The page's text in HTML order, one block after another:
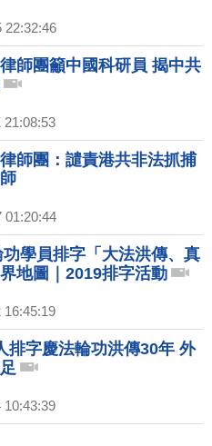
22:32:46
師團籲中國科研員 揭中共
21:08:53
師團：譴責港共非法抓捕
01:20:44
學員排字「大法洪傳、真
地圖｜2019排字活動
16:45:19
排字慶法輪功洪傳30年 外
10:43:39